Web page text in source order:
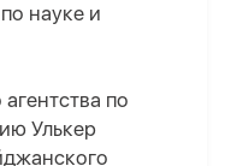
науке и
по
Улькер